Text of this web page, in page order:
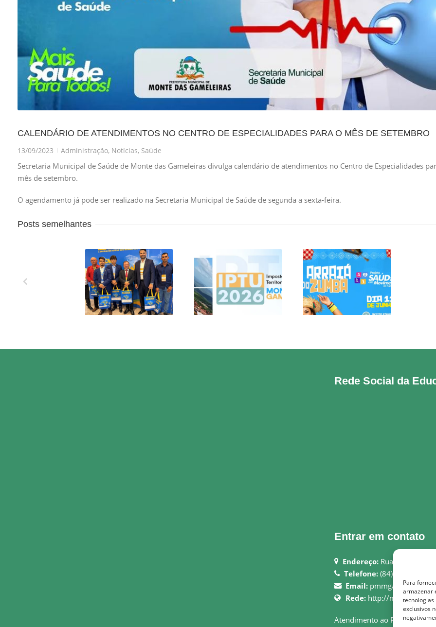
Para
armazenar
tecnologias
exclusivos
CALENDÁRIO DE ATENDIMENTOS NO CENTRO DE ESPECIALIDADES PARA O MÊS DE SETEMBRO
13/09/2023 | Administração, Notícias, Saúde
Secretaria Municipal de Saúde de Monte das Gameleiras divulga calendário de atendimentos no Centro de Especialidades
mês de setembro.
O agendamento já pode ser realizado na Secretaria Municipal de Saúde de segunda a sexta-feira.
Posts semelhantes
XXVII MARCHA EM
OS CARNÊS DO IPTU
ARRAIÁ DO ZUMBA
Rede Social da
Entrar em contato
Endereço: Rua Justiniano
Telefone: (84) 3694-0006
Email:
Rede: http://
Atendimento ao Público: 08h